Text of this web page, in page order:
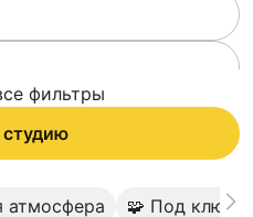
фильтры
🧩 Под ключ